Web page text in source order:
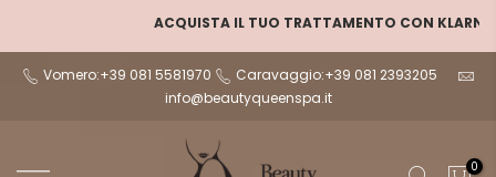
contenuto
IL TUO TRATTAMENTO CON KLARNA IN 3 RATE
Vomero:+39 081 5581970
Caravaggio:+39 081 2393205
info@beautyqueenspa.it
0